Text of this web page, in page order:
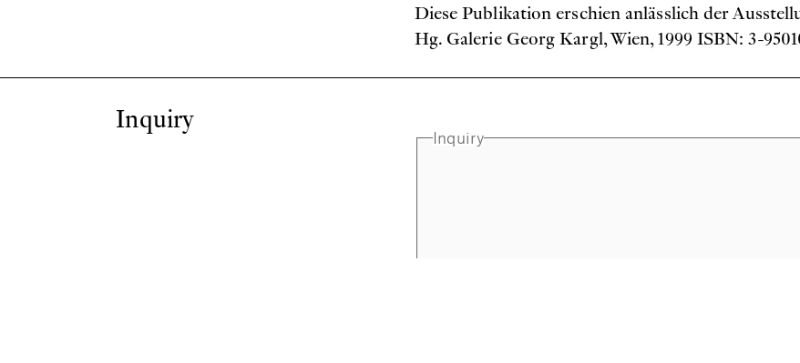
Diese Publikation erschien anlässlich der
Hg. Galerie Georg Kargl, Wien, 1999 ISBN: 3-
Inquiry
Inquiry